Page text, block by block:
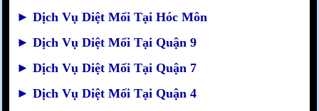
► Dịch Vụ Diệt Mối Tại Hóc Môn
► Dịch Vụ Diệt Mối Tại Quận 9
► Dịch Vụ Diệt Mối Tại Quận 7
► Dịch Vụ Diệt Mối Tại Quận 4